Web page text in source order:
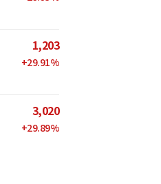
1,203
+29.91%
3,020
+29.89%